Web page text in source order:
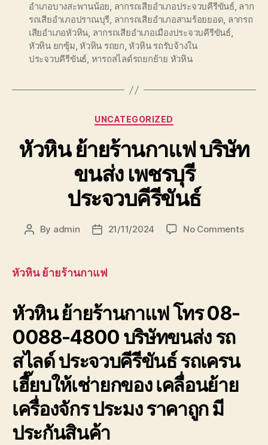
อำเภอบางสะพานน้อย, ลากรถเสียอำเภอประจวบคีรีขันธ์, ลาก
รถเสียอำเภอปราณบุรี, ลากรถเสียอำเภอสามร้อยยอด, ลากรถ
เสียอำเภอหัวหิน, ลากรถเสียอำเภอเมืองประจวบคีรีขันธ์,
หัวหิน ยกซุ้ม,หัวหิน รถยก,หัวหิน รถรับจ้างใน
ประจวบคีรีขันธ์, หารถสไลด์รถยกย้าย หัวหิน
Categories
UNCATEGORIZED
หัวหิน ย้ายร้านกาแฟ บริษัท
ขนส่ง เพชรบุรี
ประจวบคีรีขันธ์
Post
By admin
Post21/11/2024 No Commentson
หัวหิน ย้ายร้านกาแฟ
หัวหิน ย้ายร้านกาแฟ โทร 08-
0088-4800 บริษัทขนส่ง รถ
สไลด์ ประจวบคีรีขันธ์ รถเครน
เฮี๊ยบให้เช่ายกของ เคลื่อนย้าย
เครื่องจักร ประมง ราคาถูก มี
ประกันสินค้า